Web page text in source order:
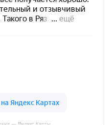
— Яндекс Карты